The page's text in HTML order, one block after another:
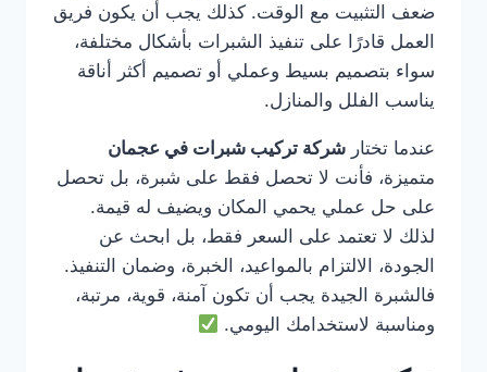
ضعف التثبيت مع الوقت. كذلك يجب أن يكون فريق
العمل قادرًا على تنفيذ الشبرات بأشكال مختلفة،
سواء بتصميم بسيط وعملي أو تصميم أكثر أناقة
يناسب الفلل والمنازل.
عندما تختار شركة تركيب شبرات في عجمان
متميزة، فأنت لا تحصل فقط على شبرة، بل تحصل
على حل عملي يحمي المكان ويضيف له قيمة.
لذلك لا تعتمد على السعر فقط، بل ابحث عن
الجودة، الالتزام بالمواعيد، الخبرة، وضمان التنفيذ.
فالشبرة الجيدة يجب أن تكون آمنة، قوية، مرتبة،
ومناسبة لاستخدامك اليومي.